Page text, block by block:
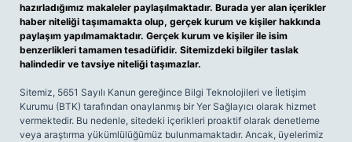
hazırladığımız makaleler paylaşılmaktadır. Burada yer alan içerikler
haber niteliği taşımamakta olup, gerçek kurum ve kişiler hakkında
paylaşım yapılmamaktadır. Gerçek kurum ve kişiler ile isim
benzerlikleri tamamen tesadüfidir. Sitemizdeki bilgiler taslak
halindedir ve tavsiye niteliği taşımazlar.
Sitemiz, 5651 Sayılı Kanun gereğince Bilgi Teknolojileri ve İletişim
Kurumu (BTK) tarafından onaylanmış bir Yer Sağlayıcı olarak hizmet
vermektedir. Bu nedenle, sitedeki içerikleri proaktif olarak denetleme
veya araştırma yükümlülüğümüz bulunmamaktadır. Ancak, üyelerimiz